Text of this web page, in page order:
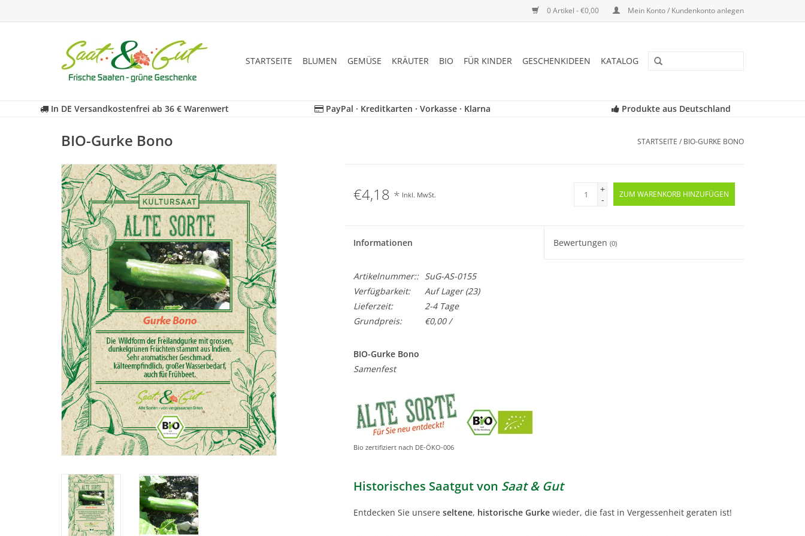
0 Artikel - €0,00 Mein Konto / Kundenkonto anlegen
STARTSEITE BLUMEN GEMÜSE KRÄUTER BIO FÜR KINDER GESCHENKIDEEN KATALOG
In DE Versandkostenfrei ab 36 € Warenwert PayPal · Kreditkarten · Vorkasse · Klarna Produkte aus Deutschland
BIO-Gurke Bono STARTSEITE / BIO-GURKE BONO
€4,18 * Inkl. MwSt.
+
-
ZUM WARENKORB HINZUFÜGEN
Informationen Bewertungen(0)
Artikelnummer::
SuG-AS-0155
Verfügbarkeit:
Auf Lager(23)
Lieferzeit:
2-4 Tage
Grundpreis:
€0,00 /
BIO-Gurke Bono
Samenfest
Bio zertifiziert nach DE-ÖKO-006
Historisches Saatgut von Saat & Gut
Entdecken Sie unsere seltene, historische Gurkewieder, die fast in Vergessenheit geraten ist!